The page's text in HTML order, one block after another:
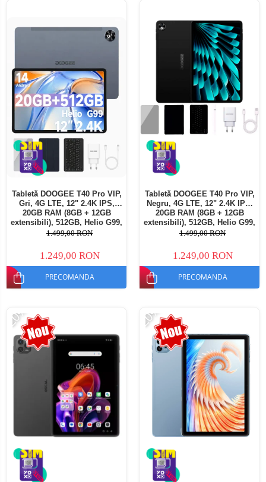
Tabletă DOOGEE T40 Pro VIP,
Gri, 4G LTE, 12" 2.4K IPS,
20GB RAM (8GB + 12GB
extensibili), 512GB, Helio G99,
10800mAh, 33W, Android 14,
1.499,00 RON
1.249,00 RON
PRECOMANDA
Tabletă DOOGEE T40 Pro VIP,
Negru, 4G LTE, 12" 2.4K IPS,
20GB RAM (8GB + 12GB
extensibili), 512GB, Helio G99,
10800mAh, 33W, Android 14,
1.499,00 RON
1.249,00 RON
PRECOMANDA
-20% -20%